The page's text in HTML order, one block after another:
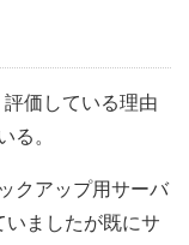
価している理由
る。
クアップ用サーバ
ましたが既にサ